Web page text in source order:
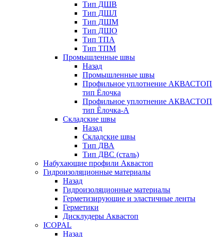
Тип ДШВ
Тип ДШЛ
Тип ДШМ
Тип ДШО
Тип ТПА
Тип ТПМ
Промышленные швы
Назад
Промышленные швы
Профильное уплотнение АКВАСТОП
тип Ёлочка
Профильное уплотнение АКВАСТОП
тип Ёлочка-А
Складские швы
Назад
Складские швы
Тип ДВА
Тип ДВС (сталь)
Набухающие профили Аквастоп
Гидроизоляционные материалы
Назад
Гидроизоляционные материалы
Герметизирующие и эластичные ленты
Герметики
Дисклудеры Аквастоп
ICOPAL
Назад